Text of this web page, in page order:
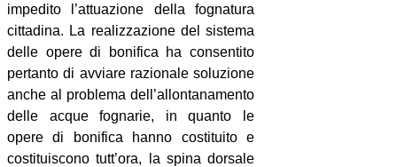
impedito l’attuazione della fognatura
cittadina. La realizzazione del sistema
delle opere di bonifica ha consentito
pertanto di avviare razionale soluzione
anche al problema dell’allontanamento
delle acque fognarie, in quanto le
opere di bonifica hanno costituito e
costituiscono tutt’ora, la spina dorsale